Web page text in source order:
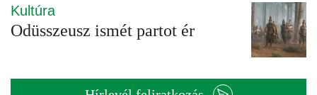
Kultúra
Odüsszeusz ismét partot ér